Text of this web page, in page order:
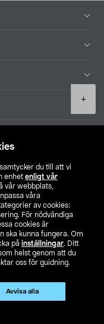
samtycker du till att vi
enhet enligt vår
vår webbplats,
våra
av cookies:
För nödvändiga
cookies är
ska kunna fungera. Om
på inställningar. Ditt
helst genom att du
oss för guidning.
Avvisa alla
+
moms